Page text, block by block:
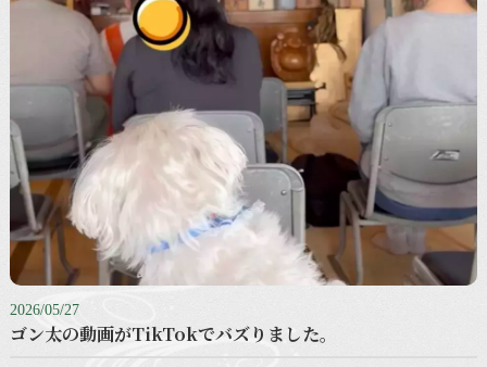
2026/05/27
ゴン太の動画がTikTokでバズりました。